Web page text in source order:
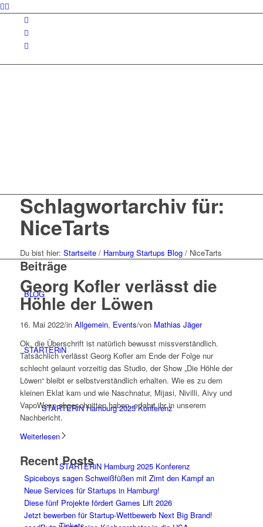
BLOG
STARTERiN
STARTERiN Hamburg 2025 Konferenz
STARTERiN Hamburg 2025 Konferenz
Schlagwortarchiv für:
NiceTarts
Du bist hier: Startseite / Hamburg Startups Blog / NiceTarts
Beiträge
Georg Kofler verlässt die
Höhle der Löwen
16. Mai 2022/in Allgemein, Events/von Mathias Jäger
Ok, die Überschrift ist natürlich bewusst missverständlich.
Tatsächlich verlässt Georg Kofler am Ende der Folge nur
schlecht gelaunt vorzeitig das Studio, der Show „Die Höhle der
Löwen“ bleibt er selbstverständlich erhalten. Wie es zu dem
kleinen Eklat kam und wie Naschnatur, Mijasi, Nivilli, Aivy und
VapoWesp abgeschnitten haben, erfahrt ihr in unserem
Nachbericht.
Weiterlesen
Recent Posts
Spiceboys sagen Schweißfüßen mit Zimt den Kampf an
Neue Services für Startups in Hamburg!
Diese fünf Projekte fördert Games Lift 2026
Jetzt bewerben für Startup-Wettbewerb Next Big Brand!